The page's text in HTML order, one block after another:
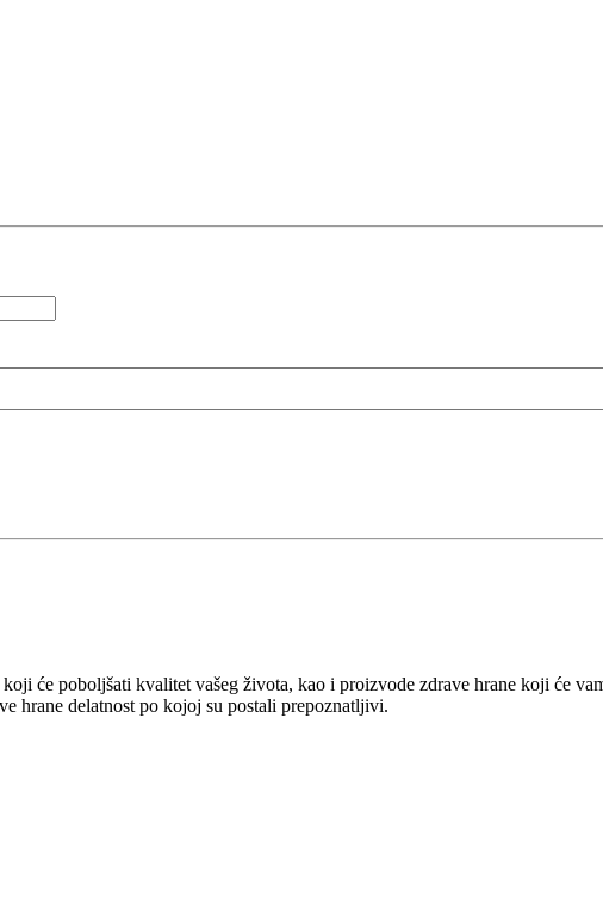
će poboljšati kvalitet vašeg života, kao i proizvode zdrave hrane koji će
hrane delatnost po kojoj su postali prepoznatljivi.